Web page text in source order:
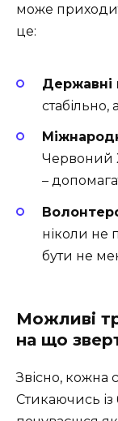
може
це:
Державні
стабільно,
Червоний
–
ніколи не
бути не
Можливі
на що
Звісно, кожна
Стикаючись із